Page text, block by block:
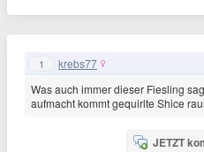
1 krebs77
Was auch immer dieser Fiesling
aufmacht kommt gequirlte Shice
JETZT